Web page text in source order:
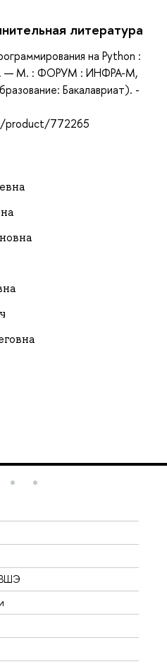
литература
на Python :
— М. : ФОРУМ : ИНФРА-М,
Бакалавриат). -
product/772265
ВШЭ